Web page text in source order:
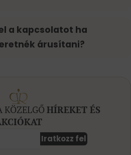
a kapcsolatot ha
árusítani?
KÖZELGŐ HÍREKET ÉS
Iratkozz fel